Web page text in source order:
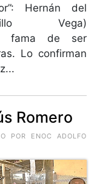
Hernán del
Vega)
fama de ser
Lo confirman
Romero
POR ENOC ADOLFO